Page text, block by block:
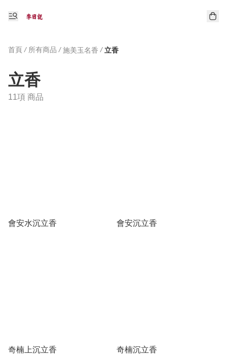
首頁 / 所有商品 / 施美玉名香 / 立香
立香
11項 商品
會安水沉立香 會安沉立香
奇楠上沉立香 奇楠沉立香